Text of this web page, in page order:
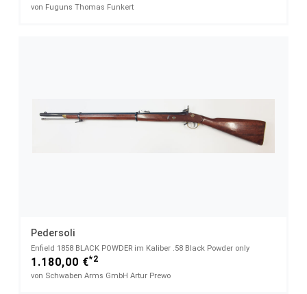
von Fuguns Thomas Funkert
Pedersoli
Enfield 1858 BLACK POWDER im Kaliber .58 Black Powder only
1.180,00 €*2
von Schwaben Arms GmbH Artur Prewo